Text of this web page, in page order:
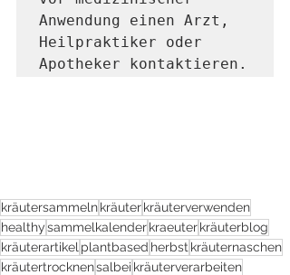
Anwendung einen Arzt,
Heilpraktiker oder
kräutersammelnkräuterkräuterverwenden
healthysammelkalenderkraeuterkräuterblog
kräuterartikel plantbased herbst kräuternaschen
kräutertrocknensalbei kräuterverarbeiten